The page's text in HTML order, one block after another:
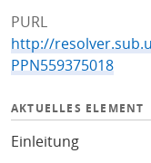
PURL
http://
PPN559375018
AKTUELLES ELEMENT
Einleitung